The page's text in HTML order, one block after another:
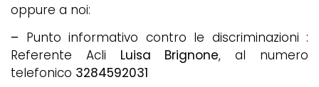
oppure a noi:
– Punto informativo contro le discriminazioni :
Referente Acli Luisa Brignone, al numero
telefonico 3284592031